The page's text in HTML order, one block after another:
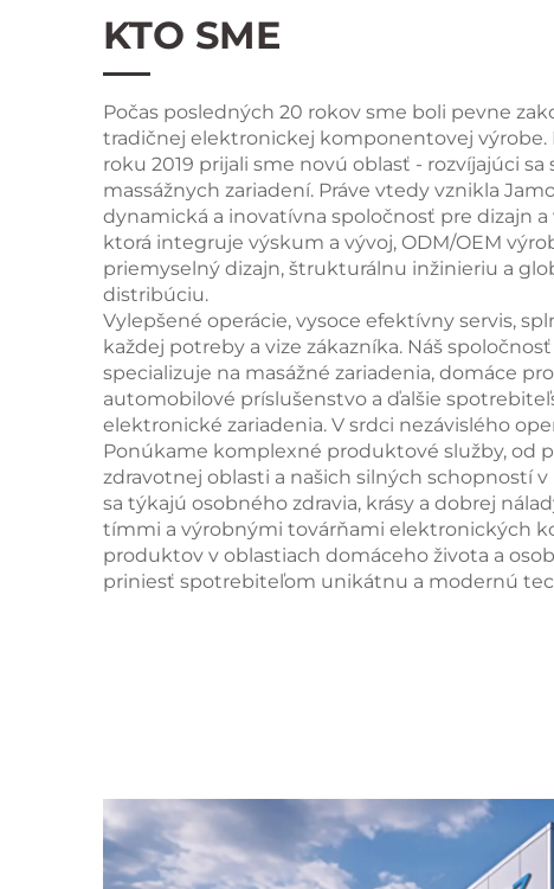
KTO SME
Počas posledných 20 rokov sme boli pevne
tradičnej elektronickej komponentovej výrobe.
roku 2019 prijali sme novú oblasť - rozvíjajúci sa
massážnych zariadení. Práve vtedy vznikla
dynamická a inovatívna spoločnosť pre dizajn a
ktorá integruje výskum a vývoj, ODM/OEM
priemyselný dizajn, štrukturálnu inžinieriu a
distribúciu.
Vylepšené operácie, vysoce efektívny servis,
každej potreby a vize zákazníka. Náš spoločnosť
specializuje na masážné zariadenia, domáce
automobilové príslušenstvo a ďalšie
elektronické zariadenia. V srdci nezávislého
Ponúkame komplexné produktové služby, od
zdravotnej oblasti a našich silných schopností
sa týkajú osobného zdravia, krásy a dobrej
tímmi a výrobnými továrňami elektronických
produktov v oblastiach domáceho života a
priniesť spotrebiteľom unikátnu a modernú